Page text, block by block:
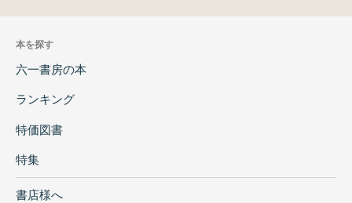
本を探す
六一書房の本
ランキング
特価図書
特集
書店様へ